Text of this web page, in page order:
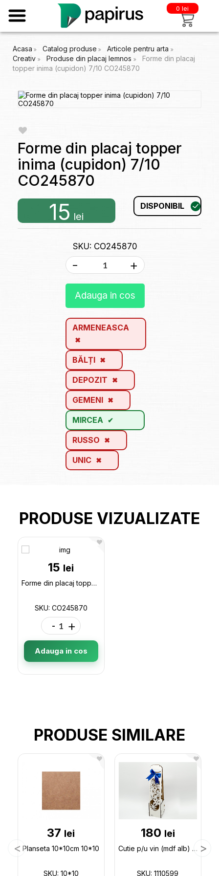
0 lei
Acasa Catalog produse
Articole pentru arta
Creativ
Produse din placaj lemnos
Forme din placaj
topper inima (cupidon) 7/10 CO245870
Forme din placaj topper
inima (cupidon) 7/10
CO245870
15 lei
DISPONIBIL
SKU: CO245870
- +
Adauga in cos
ARMENEASCA
BĂLȚI
DEPOZIT
GEMENI
MIRCEA
RUSSO
UNIC
PRODUSE VIZUALIZATE
15 lei
Forme din placaj topper inima (cupidon) 7/10 CO245870
SKU: CO245870
- +
Adauga in cos
PRODUSE SIMILARE
37 lei
Planseta 10*10cm 10*10
SKU: 10*10
180 lei
Cutie p/u vin (mdf alb) 1 sticla cu fulgi 1110599
SKU: 1110599